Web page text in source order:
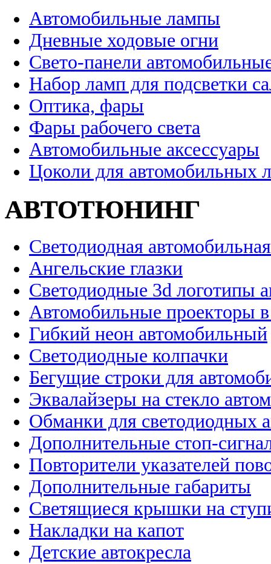
Автомобильные лампы
Дневные ходовые огни
Свето-панели
Набор ламп для подсветки
Оптика, фары
Фары рабочего света
Автомобильные аксессуары
Цоколи для автомобильных
АВТОТЮНИНГ
Светодиодная
Ангельские глазки
Светодиодные 3d логотипы
Автомобильные проекторы
Гибкий неон автомобильный
Светодиодные колпачки
Бегущие строки для
Эквалайзеры на стекло
Обманки для светодиодных
Дополнительные стоп-
Повторители указателей
Дополнительные габариты
Светящиеся крышки на
Накладки на капот
Детские автокресла